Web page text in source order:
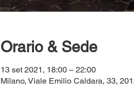
Orario & Sede
13 set 2021, 18:00 – 22:00
Milano, Viale Emilio Caldara, 33,